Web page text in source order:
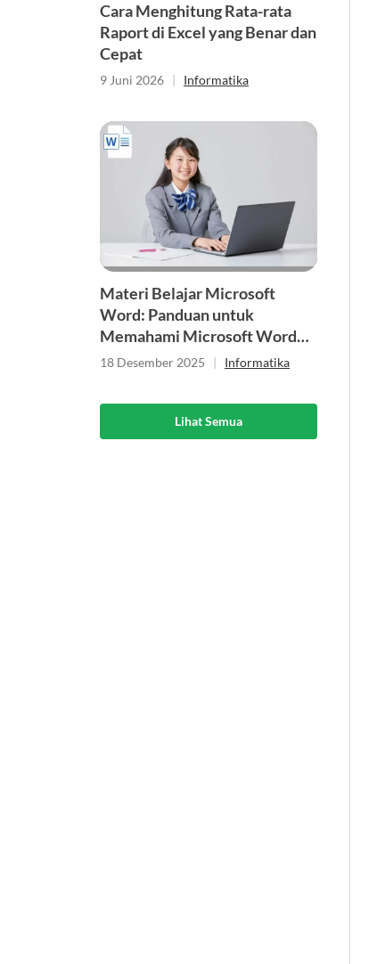
Cara Menghitung Rata-rata
Raport di Excel yang Benar dan
Cepat
9 Juni 2026 | Informatika
Materi Belajar Microsoft
Word: Panduan untuk
Memahami Microsoft Word
bagi Pemula
18 Desember 2025 | Informatika
Lihat Semua